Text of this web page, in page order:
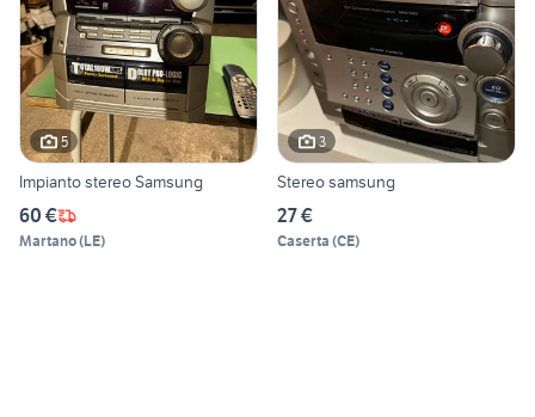
5
Impianto stereo Samsung
60 €
Martano(LE)
3
Stereo samsung
27 €
Caserta (CE)